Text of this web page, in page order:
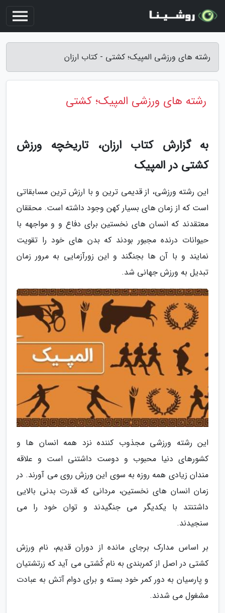
رشته های ورزشی المپیک؛ کشتی - کتاب ارزان
رشته های ورزشی المپیک؛ کشتی
به گزارش کتاب ارزان، تاریخچه ورزش
کشتی در المپیک
این رشته ورزشی، از قدیمی ترین و با ارزش ترین مسابقاتی
است که از زمان های بسیار کهن وجود داشته است. محققان
معتقدند که انسان های نخستین برای دفاع و و مواجهه با
حیوانات درنده مجبور بودند که بدن های خود را تقویت
نمایند و با آن ها بجنگند و این زورآزمایی به مرور زمان
تبدیل به ورزش جهانی شد.
این رشته ورزشی مجذوب کننده نزد همه انسان ها و
کشورهای دنیا محبوب و دوست داشتنی است و علاقه
مندان زیادی همه روزه به سوی این ورزش روی می آورند. در
زمان انسان های نخستین، مردانی که قدرت بدنی بالایی
داشتنتد با یکدیگر می جنگیدند و توان خود را می
سنجیدند.
بر اساس مدارک برجای مانده از دوران قدیم، نام ورزش
کشتی در اصل از کمربندی به نام کُشتی می آید که زرتشتیان
و پارسیان به دور کمر خود بسته و برای دوام آتش به عبادت
مشغول می شدند.